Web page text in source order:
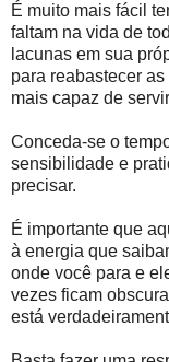
É muito mais fácil
faltam na vida de
lacunas em sua
para reabastecer
mais capaz de
Conceda-se o
sensibilidade e
precisar.
É importante que
à energia que
onde você para e
vezes ficam
está